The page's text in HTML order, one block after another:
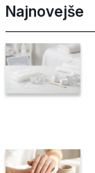
Najnovejše